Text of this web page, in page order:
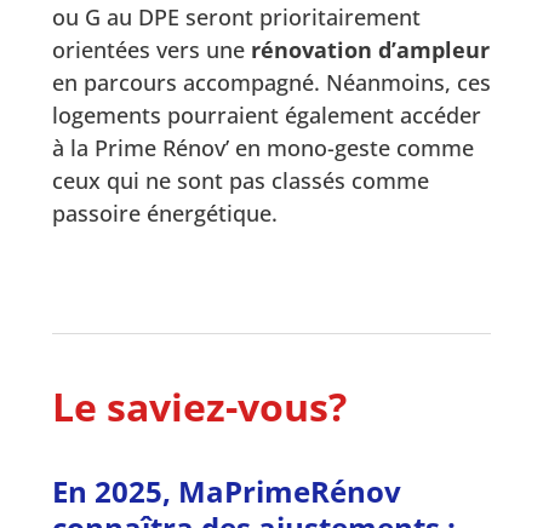
ou G au DPE seront prioritairement
orientées vers une rénovation d’ampleur
en parcours accompagné. Néanmoins, ces
logements pourraient également accéder
à la Prime Rénov’ en mono-geste comme
ceux qui ne sont pas classés comme
passoire énergétique.
Le saviez-vous?
En 2025, MaPrimeRénov